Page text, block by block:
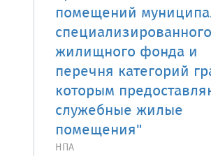
помещений
специализированного
жилищного фонда и
перечня категорий
которым
служебные жилые
помещения"
НПА